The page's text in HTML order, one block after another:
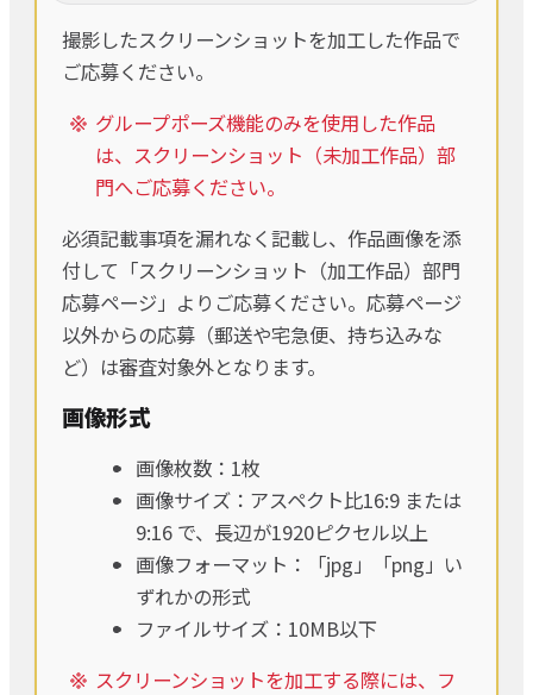
撮影したスクリーンショットを加工した作品で
ご応募ください。
グループポーズ機能のみを使用した作品
は、スクリーンショット（未加工作品）部
門へご応募ください。
必須記載事項を漏れなく記載し、作品画像を添
付して「スクリーンショット（加工作品）部門
応募ページ」よりご応募ください。応募ページ
以外からの応募（郵送や宅急便、持ち込みな
ど）は審査対象外となります。
画像形式
画像枚数：1枚
画像サイズ：アスペクト比16:9 または
9:16 で、長辺が1920ピクセル以上
画像フォーマット：「jpg」「png」い
ずれかの形式
ファイルサイズ：10MB以下
スクリーンショットを加工する際には、フ